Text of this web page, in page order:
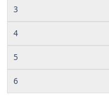
3
4
5
6